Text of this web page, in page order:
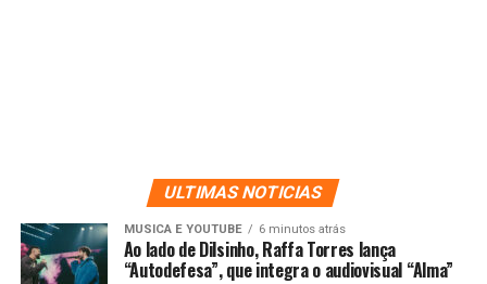
ULTIMAS NOTICIAS
MUSICA E YOUTUBE 6 minutos atrás
Ao lado de Dilsinho, Raffa Torres lança
“Autodefesa”, que integra o audiovisual “Alma”